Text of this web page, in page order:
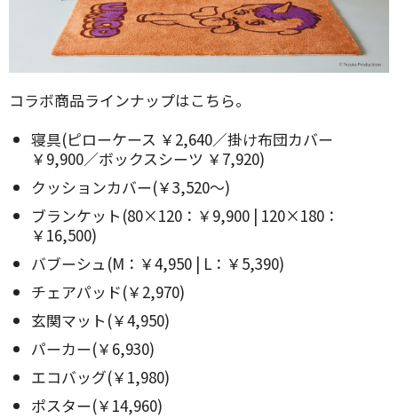
コラボ商品ラインナップはこちら。
寝具(ピローケース ￥2,640／掛け布団カバー
￥9,900／ボックスシーツ ￥7,920)
クッションカバー(￥3,520～)
ブランケット(80×120：￥9,900 | 120×180：
￥16,500)
バブーシュ(M：￥4,950 | L：￥5,390)
チェアパッド(￥2,970)
玄関マット(￥4,950)
パーカー(￥6,930)
エコバッグ(￥1,980)
ポスター(￥14,960)